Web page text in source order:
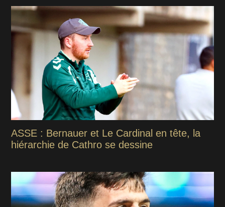
ASSE : Bernauer et Le Cardinal en tête, la
hiérarchie de Cathro se dessine